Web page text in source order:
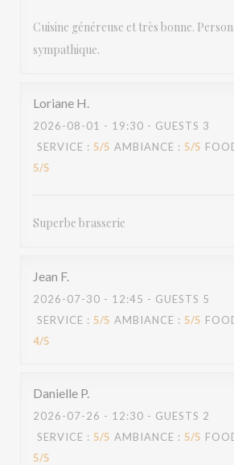
Cuisine généreuse et très bonne.
sympathique.
Loriane H
2026-08-01 - 19:30 - GUESTS 3
SERVICE : 5/5 AMBIANCE : 5/5
5/5
Superbe brasserie
Jean F
2026-07-30 - 12:45 - GUESTS 5
SERVICE : 5/5 AMBIANCE : 5/5
4/5
Danielle P
2026-07-26 - 12:30 - GUESTS 2
SERVICE : 5/5 AMBIANCE : 5/5
5/5